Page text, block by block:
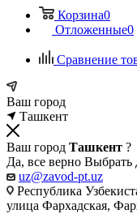
Корзина0
Отложенные0
Сравнение
Ваш город
Ташкент
Ваш город Ташкент ?
Да, все верно Выбрать
uz@zavod-pt.uz
Республика
улица Фархадская,